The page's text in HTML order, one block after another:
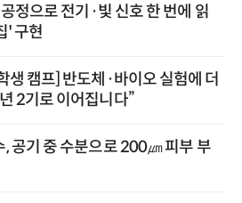
정으로 전기·빛 신호 한 번에 읽
' 구현
생 캠프] 반도체·바이오 실험에 더
2기로 이어집니다”
, 공기 중 수분으로 200㎛ 피부 부